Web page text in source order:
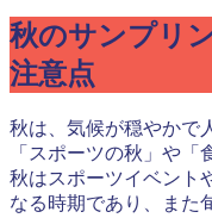
秋のサンプリ
注意点
秋は、気候が穏やかで
「スポーツの秋」や「
秋はスポーツイベント
なる時期であり、また